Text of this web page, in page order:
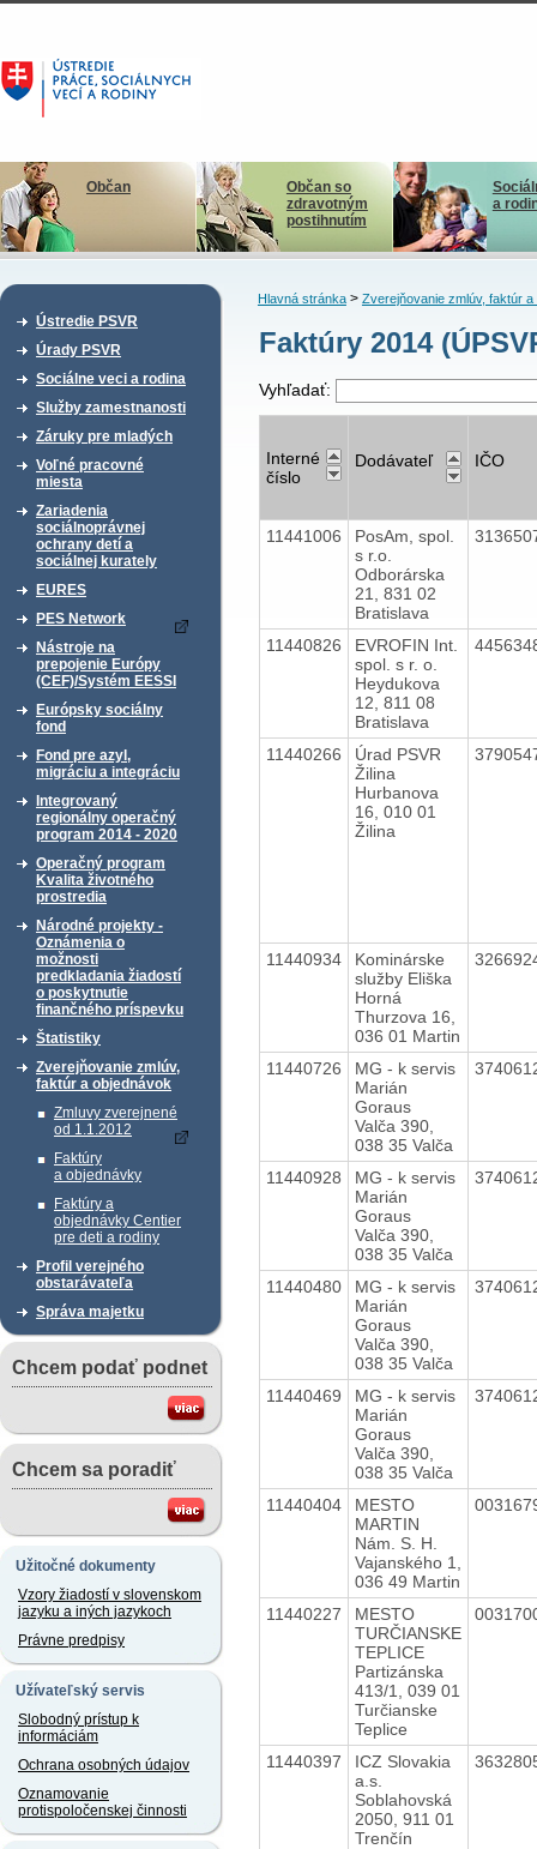
Občan
Občan so
zdravotným
postihnutím
a
Ústredie PSVR
Úrady PSVR
Sociálne veci a rodina
Služby zamestnanosti
Záruky pre mladých
Voľné pracovné
miesta
Zariadenia
sociálnoprávnej
ochrany detí a
sociálnej kurately
EURES
PES Network
Nástroje na
prepojenie Európy
(CEF)/Systém EESSI
Európsky sociálny
fond
Fond pre azyl,
migráciu a integráciu
Integrovaný
regionálny operačný
program 2014 - 2020
Operačný program
Kvalita životného
prostredia
Národné projekty -
Oznámenia o
možnosti
predkladania žiadostí
o poskytnutie
finančného príspevku
Štatistiky
Zverejňovanie zmlúv,
faktúr a objednávok
Zmluvy zverejnené
od 1.1.2012
Faktúry
a objednávky
Faktúry a
objednávky Centier
pre deti a rodiny
Profil verejného
obstarávateľa
Správa majetku
Chcem podať podnet
Chcem sa poradiť
Užitočné dokumenty
Vzory žiadostí v slovenskom
jazyku a iných jazykoch
Právne predpisy
Užívateľský servis
Slobodný prístup k
informáciám
Ochrana osobných údajov
Oznamovanie
protispoločenskej činnosti
Hlavná stránka> Zverejňovanie zmlúv, faktúr a
Faktúry 2014
Vyhľadať:
Interné
číslo
Dodávateľ IČO
11441006
PosAm, spol.
s r.o.
Odborárska
21, 831 02
Bratislava
11440826
EVROFIN Int.
spol. s r. o.
Heydukova
12, 811 08
Bratislava
11440266
Úrad PSVR
Žilina
Hurbanova
16, 010 01
Žilina
11440934
Kominárske
služby Eliška
Horná
Thurzova 16,
036 01 Martin
11440726
MG - k servis
Marián
Goraus
Valča 390,
038 35 Valča
11440928
MG - k servis
Marián
Goraus
Valča 390,
038 35 Valča
11440480
MG - k servis
Marián
Goraus
Valča 390,
038 35 Valča
11440469
MG - k servis
Marián
Goraus
Valča 390,
038 35 Valča
11440404
MESTO
MARTIN
Nám. S. H.
Vajanského 1,
036 49 Martin
11440227
MESTO
TURČIANSKE
TEPLICE
Partizánska
413/1, 039 01
Turčianske
Teplice
11440397
ICZ Slovakia
a.s.
Soblahovská
2050, 911 01
Trenčín